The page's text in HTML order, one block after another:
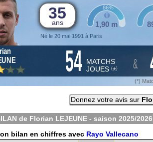
35
ans
Né le 20 mai 1991 à Paris
1,90 m
86%
54 MATCHS
JOUES (*) &
(*)
Donnez votre avis sur
de Florian LEJEUNE - saison 2025/2026
bilan en chiffres avec Rayo Vallecano